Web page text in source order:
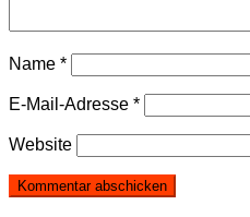
Name *
E-Mail-Adresse *
Website